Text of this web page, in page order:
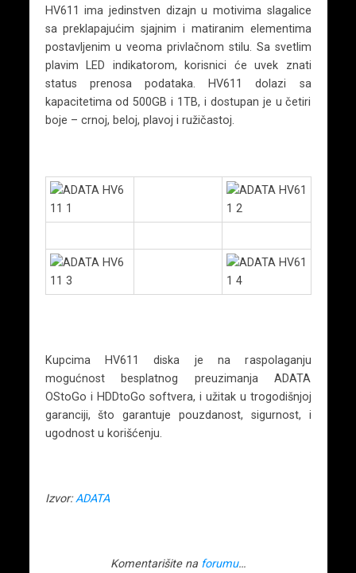
HV611 ima jedinstven dizajn u motivima slagalice
sa preklapajućim sjajnim i matiranim elementima
postavljenim u veoma privlačnom stilu. Sa svetlim
plavim LED indikatorom, korisnici će uvek znati
status prenosa podataka. HV611 dolazi sa
kapacitetima od 500GB i 1TB, i dostupan je u četiri
boje – crnoj, beloj, plavoj i ružičastoj.
Kupcima HV611 diska je na raspolaganju
mogućnost besplatnog preuzimanja ADATA
OStoGo i HDDtoGo softvera, i užitak u trogodišnjoj
garanciji, što garantuje pouzdanost, sigurnost, i
ugodnost u korišćenju.
Izvor: ADATA
Komentarišite na forumu…